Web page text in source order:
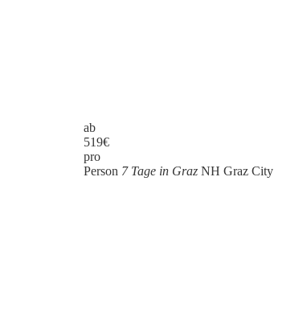
ab
519€
pro
Person 7 Tage in Graz NH Graz City